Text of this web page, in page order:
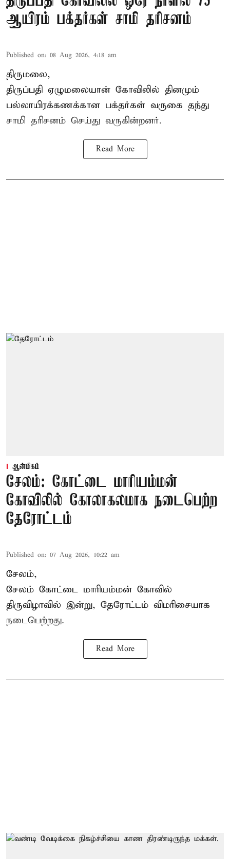
ஆயிரம் பக்தர்கள் சாமி தரிசனம்
Published on: 08 Aug 2026, 4:18 am
திருமலை,
திருப்பதி ஏழுமலையான் கோவிலில் தினமும்
பல்லாயிரக்கணக்கான பக்தர்கள் வருகை தந்து
சாமி தரிசனம் செய்து வருகின்றனர்.
Read More
ஆன்மிகம்
சேலம்: கோட்டை மாரியம்மன்
கோவிலில் கோலாகலமாக நடைபெற்ற
தேரோட்டம்
Published on: 07 Aug 2026, 10:22 am
சேலம்,
சேலம் கோட்டை மாரியம்மன் கோவில்
திருவிழாவில் இன்று, தேரோட்டம் விமரிசையாக
நடைபெற்றது.
Read More